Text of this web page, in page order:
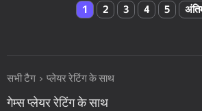
1 2 3 4 5
सभी टैग प्लेयर रेटिंग के साथ
गेम्स प्लेयर रेटिंग के साथ